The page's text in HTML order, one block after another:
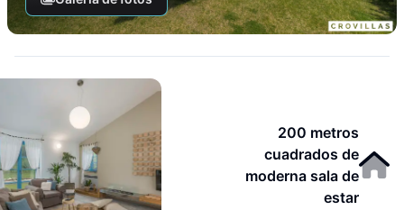
200 metros
cuadrados de
moderna sala de
estar